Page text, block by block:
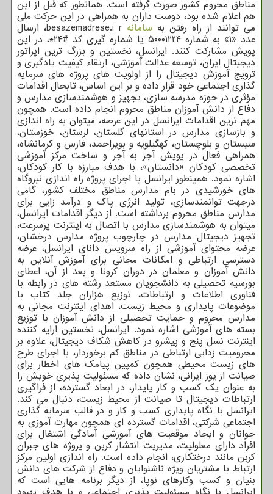
مناطق محروم کشور صورت گرفته است. همانطور که قبل از این
هم اعلام شده بود، دوست داران به همراهی در این حرکت ملی
می توانند از راه رفتن به سامانه besazemadrese.i r، ارسال
عدد «۱» به شماره ۵۰۰۰۱۲۲۴ یا شماره گیری کد #۲۴*، در این
پویش مشارکت کنند. ایرانسل، نخستین و بزرگ ترین اپراتور
دیجیتال ایران، توسعه عدالت آموزشی، ارتقاء کیفیت یادگیری و
ترویج آموزش دیجیتال را از اولویت های پروژه های سرمایه
گذاری اجتماعی خود قرار داده و بر این اساس، تابحال اقدامات
مؤثری در حوزه مدرسه سازی، تجهیز و هوشمندسازی مدارس و
دفاع از دانش آموزان مناطق محروم انجام داده است. همچون
مهم ترین اقدامات ایرانسل در این عرصه، میتوان به راه اندازی
و بازسازی مدارس در استانهای گلستان، لرستان، خوزستان،
سیستان و بلوچستان، کهگیلویه و بویراحمد، فارس و کرمانشاه،
همراهی فعال در پویش آجر به آجر و ساخت مرکز آموزشی
تخصصی کودکان «دانستان»، با هدف مبارزه با کار کودکان،
اشاره نمود. همینطور ایرانسل با اجرای پروژه راه اندازی نیروگاه
های خورشیدی در بام مدارس مناطق مختلف کشور، گامی
درجهت توانمندسازی، تولید انرژی پاک و درآمد زایی برای
مدارس مناطق محروم برداشته است. از دیگر اقدامات ایرانسل،
میتوان به هوشمندسازی مدارس با اتصال به اینترنت پرسرعت،
تجهیز دیجیتال مدارس در چارچوب پروژه مدارس درخشان،
عرضه محتوای آموزشی از راه سرویس دانای ایرانسل، عرضه
دسترسی ارتباطی و امکانات مجانی برای آموزش آنلاین به
دانش آموزان و معلمان در دوران کرونا و بعد از آن، اعطای
بورسیه تحصیلی به دانشجویان مستعد رشته های در رابطه با
فناوری اطلاعات و ارتباطات، توزیع هزاران جلد کتاب با
موضوعات پایداری و محیط زیست، اهدای اینترنت مجانی به
مدارس محروم و حمایت تحصیلی از دانش آموزان با توزیع
بسته های آموزشی اشاره نمود. ایرانسل، نخستین ارایه کننده
اینترنت نسل پنج و پیشرو در کاهش شکاف دیجیتال، علاوه بر
محرومیت زدایی ارتباطی در مناطق کم برخوردار، با اجرای طرح
های زیست محیطی همچون کمپین پیامک های اخطار برای
صیانت از یوز ایرانی، نشان داده که مسئولیت پذیری خویش را
به عنوان یک کسب و کار پایدار، در ابعاد گسترده، از فراگیری
ارتباطات دیجیتال تا صیانت از محیط زیست، دنبال می کند.
ایرانسل با نگاه پایداری کسب و کار و در قالب سرمایه گذاری
اجتماعی شرکتی، اقدامات گسترده ای همچون مهارت آموزی به
جوانان و ایجاد موقعیت های آموزشی آمادگی اشتغال برای
افراد دارای معلولیت، مدیریت انتشار کربن و پروژه های جبران
کربن مانند درختکاری، انجام داده است. راه اندازی اولین مرکز
ارتباط با مشتریان ویژه ناشنوایان و دفاع از شرکت های دانش
بنیان و کسب وکارهای نوپا، از دیگر برنامه هایی است که